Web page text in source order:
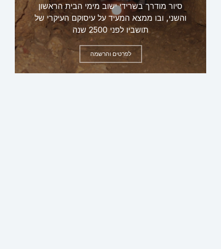
סיור מודרך בשרידי ישוב מימי הבית הראשון
והשני, ובו ממצא המעיד על עיסוקם העיקרי של
תושביו לפני 2500 שנה
לפרטים והרשמה